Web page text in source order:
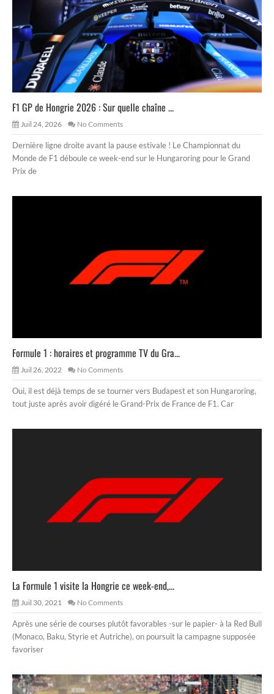
F1 GP de Hongrie 2026 : Sur quelle chaîne ...
Juil 24, 2026 No Comments
Dernière ligne droite avant la pause estivale ! Le Championnat du
Monde de F1 déboule ce week-end sur le Hungaroring pour le Grand
Prix de
Formule 1 : horaires et programme TV du Gra...
Juil 26, 2022 No Comments
Oui, il est déjà temps de se tourner vers Budapest et son Hungaroring,
tout juste après avoir digéré le Grand-Prix de France de F1. Car
La Formule 1 visite la Hongrie ce week-end,...
Juil 30, 2021 No Comments
Après une série de courses plutôt favorables -sur le papier- à la Red Bull
(Monaco, Baku, Styrie et Autriche), on poursuit la campagne supposée
favoriser